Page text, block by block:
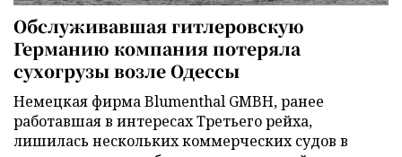
Обслуживавшая гитлеровскую
Германию компания потеряла
сухогрузы возле Одессы
Немецкая фирма Blumenthal GMBH, ранее
работавшая в интересах Третьего рейха,
лишилась нескольких коммерческих судов в